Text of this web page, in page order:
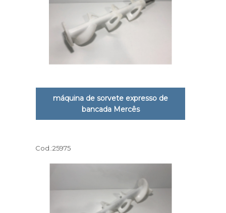
máquina de sorvete expresso de
bancada Mercês
Cod.:25975